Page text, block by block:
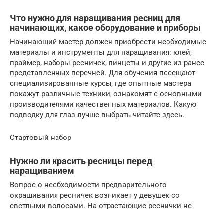
Что нужно для наращивания ресниц для
начинающих, какое оборудование и приборы
Начинающий мастер должен приобрести необходимые
материалы и инструменты для наращивания: клей,
праймер, наборы ресничек, пинцеты и другие из ранее
представленных перечней. Для обучения посещают
специализированные курсы, где опытные мастера
покажут различные техники, ознакомят с основными
производителями качественных материалов. Какую
подводку для глаз лучше выбрать читайте здесь.
Стартовый набор
Нужно ли красить ресницы перед
наращиванием
Вопрос о необходимости предварительного
окрашивания ресничек возникает у девушек со
светлыми волосами. На отрастающие реснички не